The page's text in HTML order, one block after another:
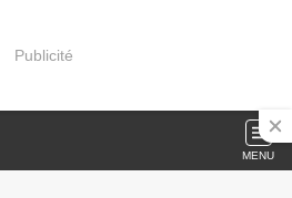
Publicité
MENU